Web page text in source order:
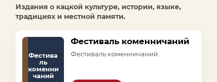
Издания о кацкой культуре, истории, языке,
традициях и местной памяти.
Фестива
ль
коменни
чаний
Фестиваль коменничаний
Фестиваль коменничаний.